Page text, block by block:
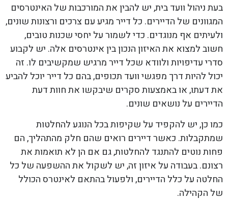
בעת ניהול וועד בית, יש להבין את המורכבות של האינטרסים
המגוונים של הדיירים. כל דייר מגיע עם צרכים ורצונות שונים,
ולעיתים אף מנוגדים. כדי לשמור על יחסי שכנות טובים,
חשוב למצוא את האיזון הנכון בין אינטרסים אלה. יש לקבוע
סדרי עדיפויות ולוודא שכל דייר מרגיש שמקשיבים לו. זה
יכול להיות דרך מפגשי וועד תכופים, בהם כל דייר יוכל להביע
את דעתו, או באמצעות סקרים שיבקשו את חוות דעת
הדיירים על נושאים שונים.
כמו כן, יש להקפיד על שקיפות בכל הנוגע להחלטות
שמתקבלות. כאשר דיירים רואים שהם חלק מהתהליך, הם
פחות נוטים להתנגד להחלטות, גם אם הן לא תואמות את
רצונם. בעבודה על איזון זה, יש לשקול את ההשפעה של כל
החלטה על כלל הדיירים, ולפעול בהתאם לאינטרס הכולל
של הקהילה.